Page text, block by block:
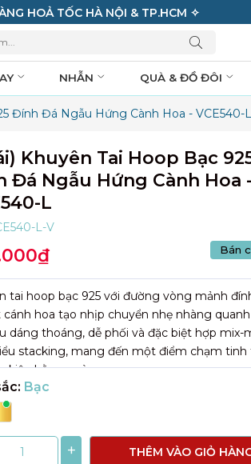
VẬN CHUYỂN ĐƠN HÀNG 950K ✧
NHẪN QUÀ & ĐỒ ĐÔI
Đính Đá Ngẫu Hứng Cành Hoa - VCE540-L
Khuyên Tai Hoop Bạc
Đá Ngẫu Hứng Cành Hoa
L
L-V
Bán
tai hoop bạc 925 với đường vòng mảnh
cánh hoa tạo nhịp chuyển nhẹ nhàng
dáng thoáng, dễ phối và đặc biệt hợp mix-
stacking, mang đến một điểm chạm tinh
kiện hằng ngày.
Bạc
+ THÊM VÀO GIỎ